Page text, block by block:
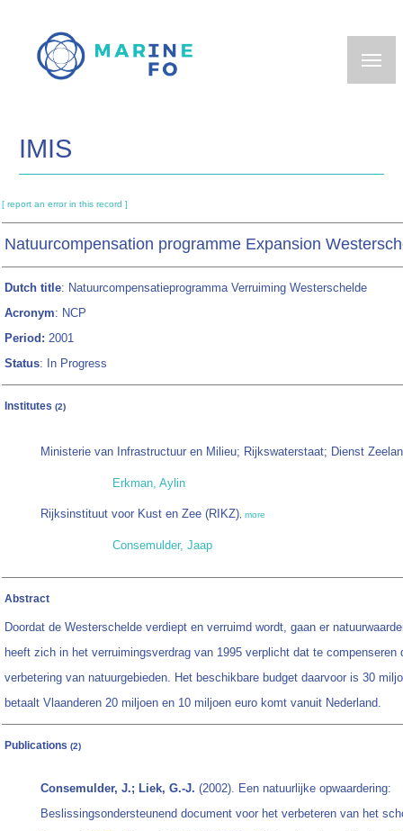
main
IMIS
[ report an error in this record ]
Natuurcompensation programme Expansion
Dutch title: Natuurcompensatieprogramma Verruiming Westerschelde
Acronym: NCP
Period: 2001
Status: In Progress
Institutes (2)
Ministerie van Infrastructuur en Milieu; Rijkswaterstaat; Dienst
Erkman, Aylin
Rijksinstituut voor Kust en Zee (RIKZ), more
Consemulder, Jaap
Abstract
Doordat de Westerschelde verdiept en verruimd wordt, gaan er
heeft zich in het verruimingsverdrag van 1995 verplicht dat te compenseren
verbetering van natuurgebieden. Het beschikbare budget daarvoor is 30
betaalt Vlaanderen 20 miljoen en 10 miljoen euro komt vanuit Nederland.
Publications (2)
Consemulder, J.; Liek, G.-J. (2002). Een natuurlijke opwaardering:
Beslissingsondersteunend document voor het verbeteren van het